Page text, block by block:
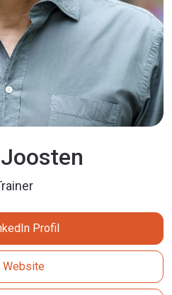
Profil
Website